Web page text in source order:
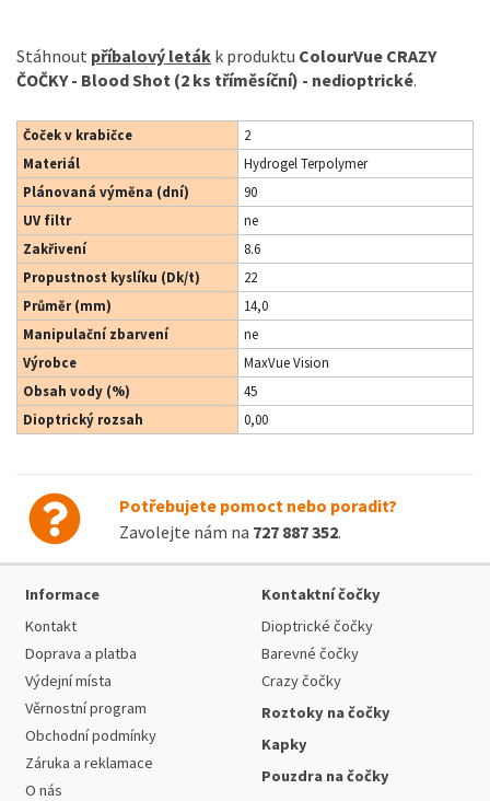
Stáhnout příbalový leták k produktu ColourVue CRAZY
ČOČKY - Blood Shot (2 ks tříměsíční) - nedioptrické.
Čoček v krabičce
2
Materiál
Hydrogel Terpolymer
Plánovaná výměna (dní)
90
UV filtr
ne
Zakřivení
8.6
Propustnost kyslíku (Dk/t)
22
Průměr (mm)
14,0
Manipulační zbarvení
ne
Výrobce
MaxVue Vision
Obsah vody (%)
45
Dioptrický rozsah
0,00
Potřebujete pomoct nebo poradit?
Zavolejte nám na 727 887 352.
Informace
Kontakt
Doprava a platba
Výdejní místa
Věrnostní program
Obchodní podmínky
Záruka a reklamace
O nás
Kontaktní čočky
Dioptrické čočky
Barevné čočky
Crazy čočky
Roztoky na čočky
Kapky
Pouzdra na čočky